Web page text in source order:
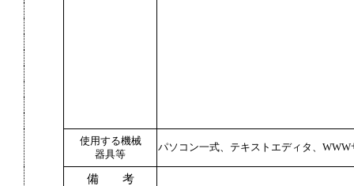
使用する機械
器具等
パソコン一式、テキストエディタ、
備 考